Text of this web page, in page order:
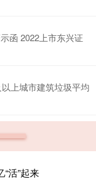
函 2022上市东兴证
上城市建筑垃圾平均
活”起来